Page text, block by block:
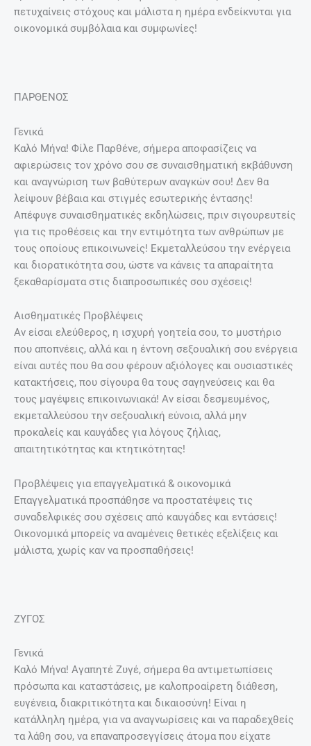
πετυχαίνεις στόχους και μάλιστα η ημέρα ενδείκνυται για
οικονομικά συμβόλαια και συμφωνίες!
ΠΑΡΘΕΝΟΣ
Γενικά
Καλό Μήνα! Φίλε Παρθένε, σήμερα αποφασίζεις να
αφιερώσεις τον χρόνο σου σε συναισθηματική εκβάθυνση
και αναγνώριση των βαθύτερων αναγκών σου! Δεν θα
λείψουν βέβαια και στιγμές εσωτερικής έντασης!
Απέφυγε συναισθηματικές εκδηλώσεις, πριν σιγουρευτείς
για τις προθέσεις και την εντιμότητα των ανθρώπων με
τους οποίους επικοινωνείς! Εκμεταλλεύσου την ενέργεια
και διορατικότητα σου, ώστε να κάνεις τα απαραίτητα
ξεκαθαρίσματα στις διαπροσωπικές σου σχέσεις!
Αισθηματικές Προβλέψεις
Αν είσαι ελεύθερος, η ισχυρή γοητεία σου, το μυστήριο
που αποπνέεις, αλλά και η έντονη σεξουαλική σου ενέργεια
είναι αυτές που θα σου φέρουν αξιόλογες και ουσιαστικές
κατακτήσεις, που σίγουρα θα τους σαγηνεύσεις και θα
τους μαγέψεις επικοινωνιακά! Αν είσαι δεσμευμένος,
εκμεταλλεύσου την σεξουαλική εύνοια, αλλά μην
προκαλείς και καυγάδες για λόγους ζήλιας,
απαιτητικότητας και κτητικότητας!
Προβλέψεις για επαγγελματικά & οικονομικά
Επαγγελματικά προσπάθησε να προστατέψεις τις
συναδελφικές σου σχέσεις από καυγάδες και εντάσεις!
Οικονομικά μπορείς να αναμένεις θετικές εξελίξεις και
μάλιστα, χωρίς καν να προσπαθήσεις!
ΖΥΓΟΣ
Γενικά
Καλό Μήνα! Αγαπητέ Ζυγέ, σήμερα θα αντιμετωπίσεις
πρόσωπα και καταστάσεις, με καλοπροαίρετη διάθεση,
ευγένεια, διακριτικότητα και δικαιοσύνη! Είναι η
κατάλληλη ημέρα, για να αναγνωρίσεις και να παραδεχθείς
τα λάθη σου, να επαναπροσεγγίσεις άτομα που είχατε